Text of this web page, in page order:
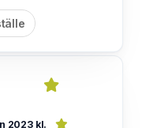
2023 kl.